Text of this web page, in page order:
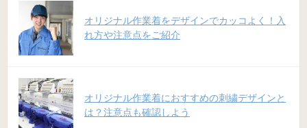
オリジナル作業着をデザインでカッコよく！入
れ方や注意点をご紹介
オリジナル作業着におすすめの刺繍デザインと
は？注意点も確認しよう